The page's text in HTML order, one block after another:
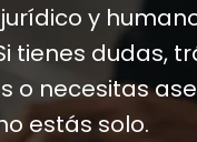
y
tienes dudas,
o necesitas
estás solo.